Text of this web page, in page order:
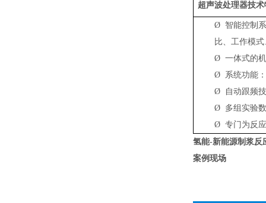
超声波处理器技术
Ø 智能控制
比、工作模
Ø 一体式的
Ø 系统功能
Ø
自动跟频
Ø 多组实验
Ø 专门为反
氢能-新能源制浆反
案例现场